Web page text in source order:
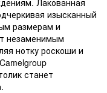
изысканный
размерам и
незаменимым
нотку роскоши и
станет